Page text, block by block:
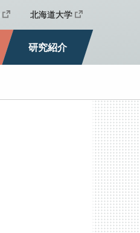
北海道大学
研究紹介